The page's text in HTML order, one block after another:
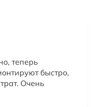
теперь
быстро,
Очень